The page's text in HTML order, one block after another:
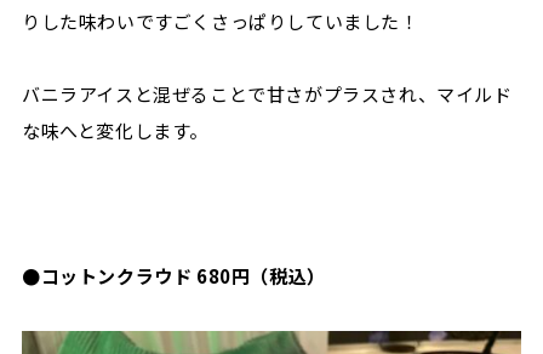
りした味わいですごくさっぱりしていました！
バニラアイスと混ぜることで甘さがプラスされ、マイルド
な味へと変化します。
●コットンクラウド 680円（税込）